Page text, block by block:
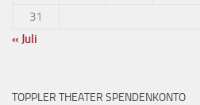
31
« Juli
TOPPLER THEATER SPENDENKONTO